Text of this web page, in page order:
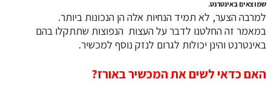
שמוצאים באינטרנט.
למרבה הצער, לא תמיד הנחיות אלה הן הנכונות ביותר.
במאמר זה החלטנו לדבר על העצות הנפוצות שתתקלו בהם
באינטרנט והינן יכולות לגרום לנזק נוסף למכשיר.
האם כדאי לשים את המכשיר באורז?